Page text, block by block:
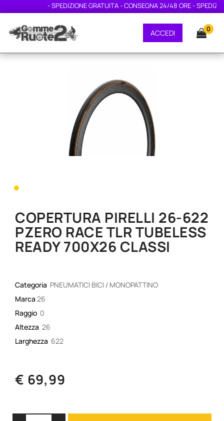
- SPEDIZIONE GRATUITA - CONSEGNA 24/48 ORE -
ACCEDI 0
•
COPERTURA PIRELLI 26-622
PZERO RACE TLR TUBELESS
READY 700X26 CLASSI
Categoria PNEUMATICI BICI / MONOPATTINO
Marca 26
Raggio 0
Altezza 26
Larghezza 622
€ 69,99